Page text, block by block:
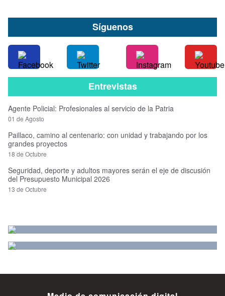
Síguenos
Entrevistas
Agente Policial: Profesionales al servicio de la Patria
01 de Agosto
Paillaco, camino al centenario: con unidad y trabajando por los
grandes proyectos
18 de Octubre
Seguridad, deporte y adultos mayores serán el eje de discusión
del Presupuesto Municipal 2026
13 de Octubre